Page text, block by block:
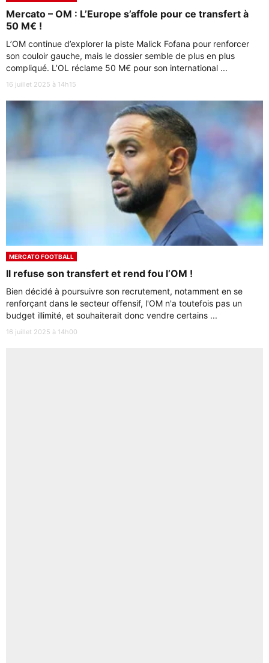
Mercato – OM : L’Europe s’affole pour ce transfert à
50 M€ !
L’OM continue d’explorer la piste Malick Fofana pour renforcer
son couloir gauche, mais le dossier semble de plus en plus
compliqué. L’OL réclame 50 M€ pour son international ...
16 juillet 2025 à 14h15
MERCATO FOOTBALL
Il refuse son transfert et rend fou l’OM !
Bien décidé à poursuivre son recrutement, notamment en se
renforçant dans le secteur offensif, l'OM n'a toutefois pas un
budget illimité, et souhaiterait donc vendre certains ...
16 juillet 2025 à 14h00